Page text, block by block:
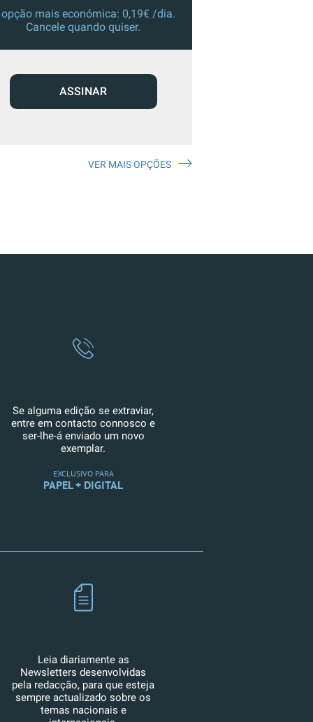
mais económica: 0,19€ /dia.
Cancele quando quiser.
ASSINAR
VER MAIS OPÇÕES
Se alguma edição se extraviar,
entre em contacto connosco e
ser-lhe-á enviado um novo
exemplar.
EXCLUSIVO PARA
PAPEL + DIGITAL
Leia diariamente as
Newsletters desenvolvidas
pela redacção, para que esteja
sempre actualizado sobre os
temas nacionais e